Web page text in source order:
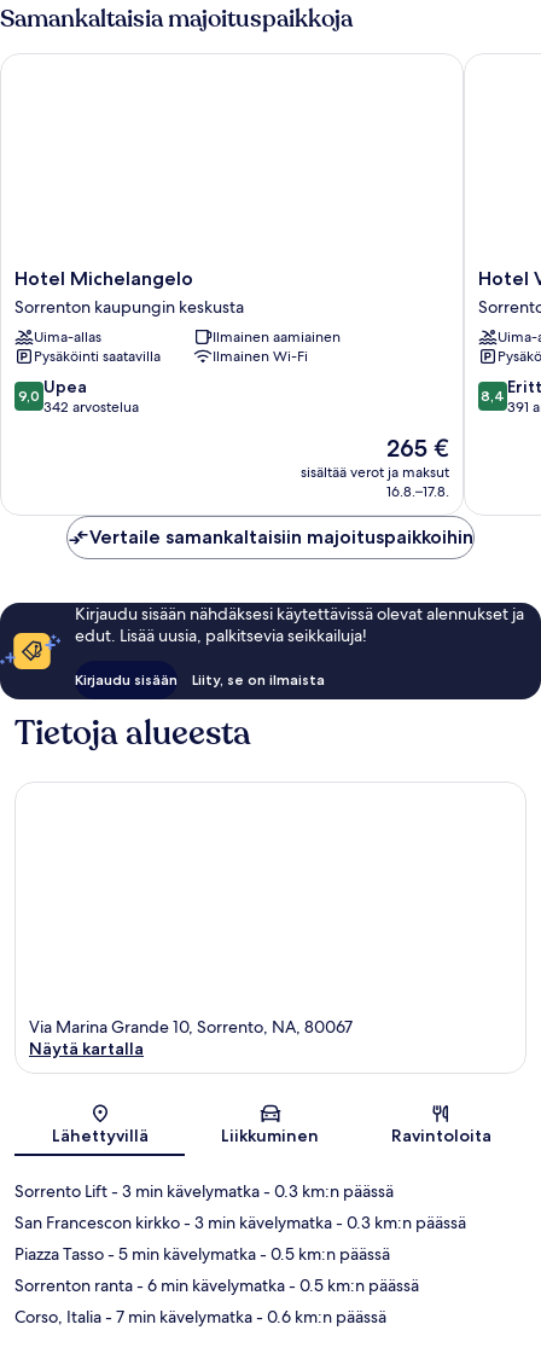
View
kuvat
with
Pool
Samankaltaisia majoituspaikkoja
Hotel
Michelangelo
Sorrenton
kaupungin
keskusta
Hotel Michelangelo
Sorrenton kaupungin keskusta
Uima-allas
Ilmainen aamiainen
Pysäköinti saatavilla
Ilmainen Wi-Fi
9.0
kautta
9,0 Upea
342 arvostelua
Hinta
on
265 €
265 €
sisältää verot ja maksut
16.8.–17.8.
Hotel Michelangelo
Hotel
Villa
Maria
keskusta
Hotel
Uima-
8.4
kautta
8,4
391
Hotel
Vertaile samankaltaisiin majoituspaikkoihin
Kirjaudu sisään nähdäksesi käytettävissä olevat alennukset ja
edut. Lisää uusia, palkitsevia seikkailuja!
Kirjaudu sisään Liity, se on ilmaista
Tietoja alueesta
Kartta
Via Marina Grande 10, Sorrento, NA, 80067
Näytä kartalla
Lähettyvillä Liikkuminen Ravintoloita
Sorrento Lift- 3 min kävelymatka- 0.3 km:n päässä
San Francescon kirkko- 3 min kävelymatka- 0.3 km:n päässä
Piazza Tasso- 5 min kävelymatka- 0.5 km:n päässä
Sorrenton ranta- 6 min kävelymatka- 0.5 km:n päässä
Corso, Italia- 7 min kävelymatka- 0.6 km:n päässä